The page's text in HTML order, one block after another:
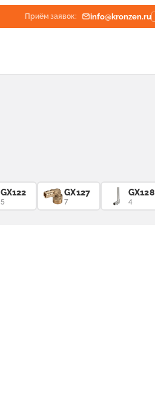
Приём заявок: info@kronzen.ru
GX122
5
GX127
7
GX128
4